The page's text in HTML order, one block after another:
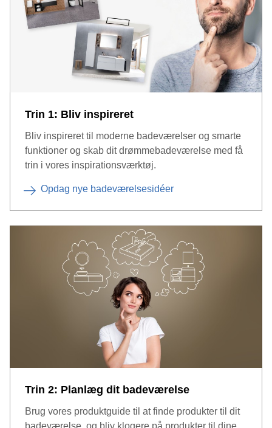
Trin 1: Bliv inspireret
Bliv inspireret til moderne badeværelser og smarte
funktioner og skab dit drømmebadeværelse med få
trin i vores inspirationsværktøj.
Opdag nye badeværelsesidéer
Trin 2: Planlæg dit badeværelse
Brug vores produktguide til at finde produkter til dit
badeværelse, og bliv klogere på produkter til dine